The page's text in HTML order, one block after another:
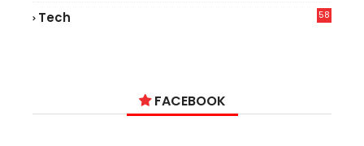
Tech
58
FACEBOOK